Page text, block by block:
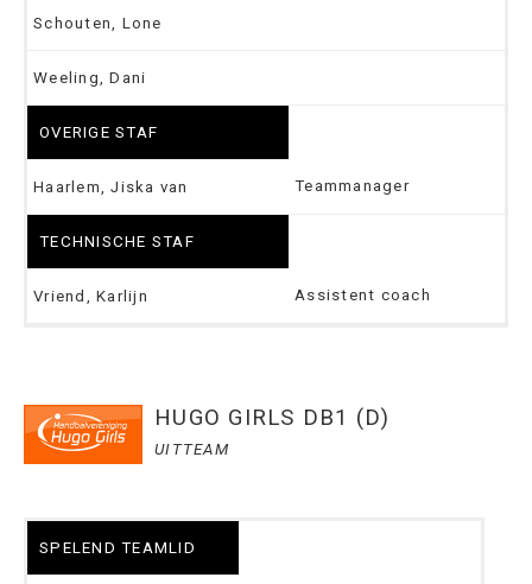
Schouten, Lone
Weeling, Dani
OVERIGE STAF
Haarlem, Jiska van Teammanager
TECHNISCHE STAF
Vriend, Karlijn Assistent coach
HUGO GIRLS DB1 (D)
UITTEAM
SPELEND TEAMLID